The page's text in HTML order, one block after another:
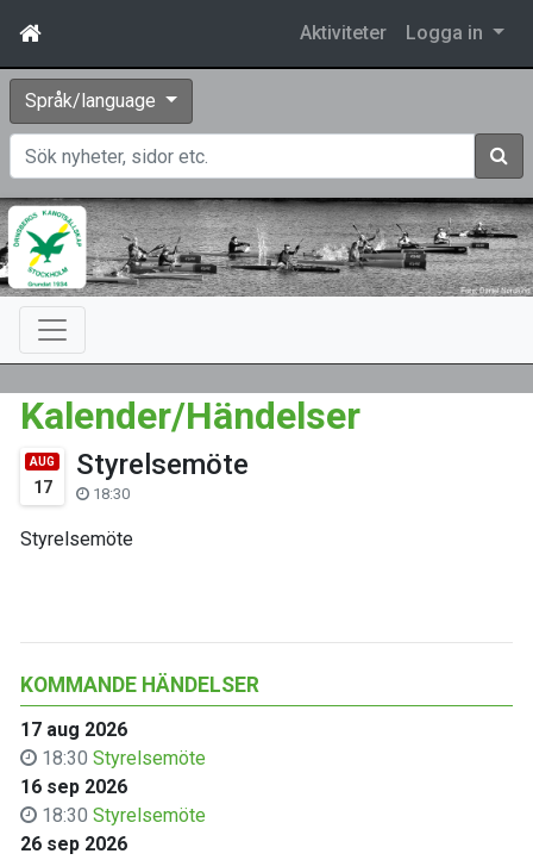
Aktiviteter Logga in
Språk/language
Sök
KOMMANDE HÄNDELSER
17 aug 2026
18:30 Styrelsemöte
16 sep 2026
18:30 Styrelsemöte
26 sep 2026
Kalender/Händelser
AUG
17
Styrelsemöte
18:30
Styrelsemöte